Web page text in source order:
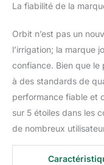
La fiabilité de la
Orbit n’est pas un
l’irrigation; la marque
confiance. Bien que le
à des standards de
performance fiable et
sur 5 étoiles dans les
de nombreux